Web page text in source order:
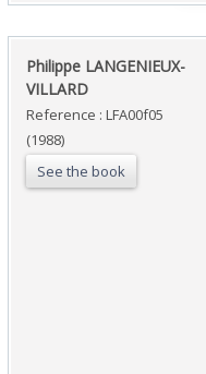
‎Philippe LANGENIEUX-
VILLARD‎
Reference : LFA00f05
(1988)
See the book